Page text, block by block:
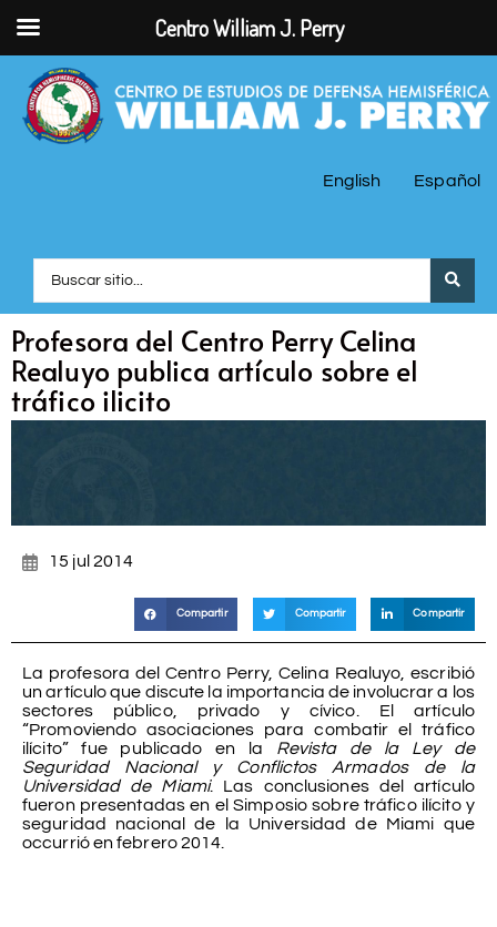
English Español
Profesora del Centro Perry Celina
Realuyo publica artículo sobre el
tráfico ilicito
15 jul 2014
Compartir Compartir Compartir
La profesora del Centro Perry, Celina Realuyo, escribió
un artículo que discute la importancia de involucrar a los
sectores público, privado y cívico. El artículo
“Promoviendo asociaciones para combatir el tráfico
ilícito” fue publicado en la Revista de la Ley de
Seguridad Nacional y Conflictos Armados de la
Universidad de Miami. Las conclusiones del artículo
fueron presentadas en el Simposio sobre tráfico ilícito y
seguridad nacional de la Universidad de Miami que
occurrió en febrero 2014.
Centro William J. Perry